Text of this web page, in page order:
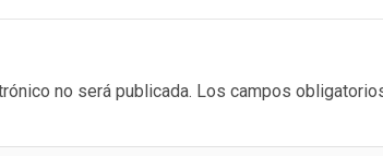
no será publicada. Los campos